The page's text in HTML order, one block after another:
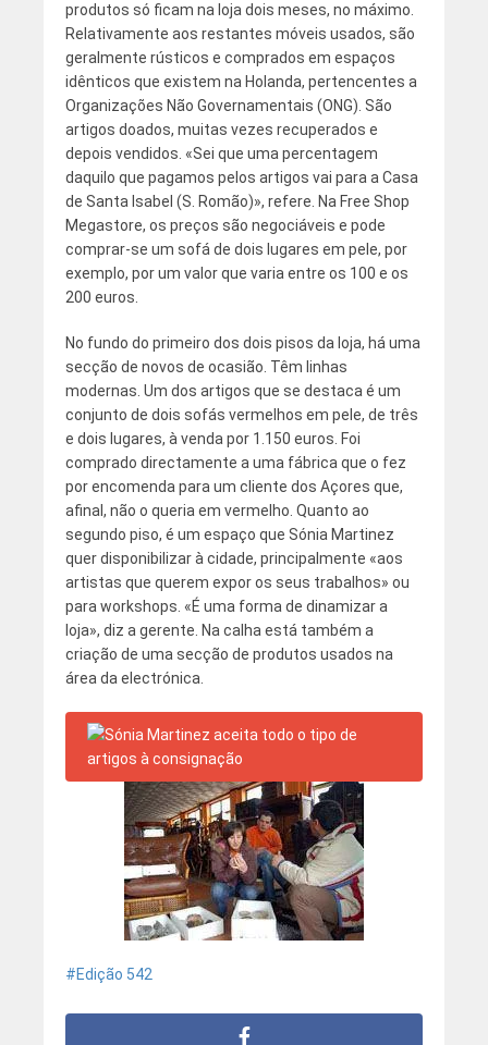
produtos só ficam na loja dois meses, no máximo.
Relativamente aos restantes móveis usados, são
geralmente rústicos e comprados em espaços
idênticos que existem na Holanda, pertencentes a
Organizações Não Governamentais (ONG). São
artigos doados, muitas vezes recuperados e
depois vendidos. «Sei que uma percentagem
daquilo que pagamos pelos artigos vai para a Casa
de Santa Isabel (S. Romão)», refere. Na Free Shop
Megastore, os preços são negociáveis e pode
comprar-se um sofá de dois lugares em pele, por
exemplo, por um valor que varia entre os 100 e os
200 euros.
No fundo do primeiro dos dois pisos da loja, há uma
secção de novos de ocasião. Têm linhas
modernas. Um dos artigos que se destaca é um
conjunto de dois sofás vermelhos em pele, de três
e dois lugares, à venda por 1.150 euros. Foi
comprado directamente a uma fábrica que o fez
por encomenda para um cliente dos Açores que,
afinal, não o queria em vermelho. Quanto ao
segundo piso, é um espaço que Sónia Martinez
quer disponibilizar à cidade, principalmente «aos
artistas que querem expor os seus trabalhos» ou
para workshops. «É uma forma de dinamizar a
loja», diz a gerente. Na calha está também a
criação de uma secção de produtos usados na
área da electrónica.
Edição 542